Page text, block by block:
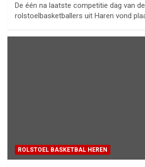
De één na laatste competitie dag van de
rolstoelbasketballers uit Haren vond
ROLSTOEL BASKETBAL HEREN